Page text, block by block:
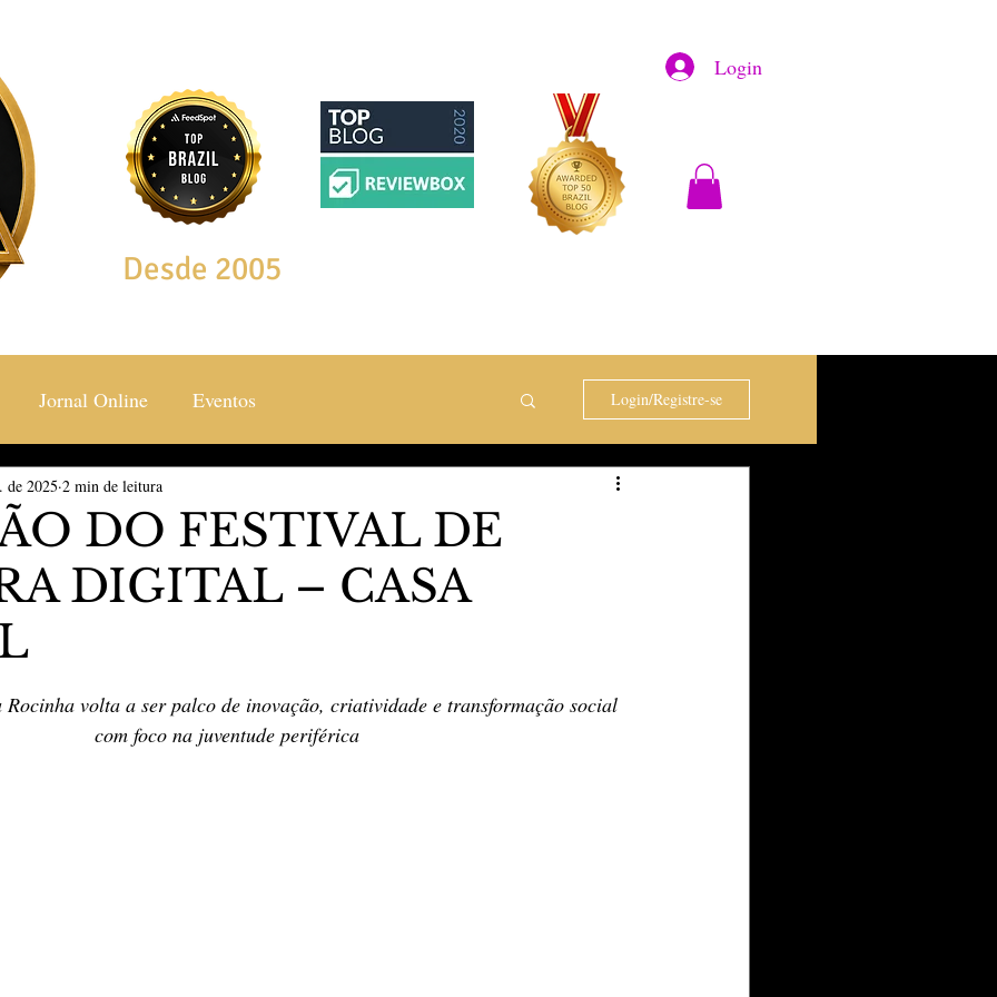
Login
Desde 2005
Jornal Online Eventos
& Estilos
The Vip Club Business Marujo Carioca
& Lazer
Login/Registre-se
DO FESTIVAL DE
DIGITAL – CASA
de 2025 2 min de leitura
estrelas.
volta a ser palco de inovação, criatividade e transformação social
com foco na juventude periférica